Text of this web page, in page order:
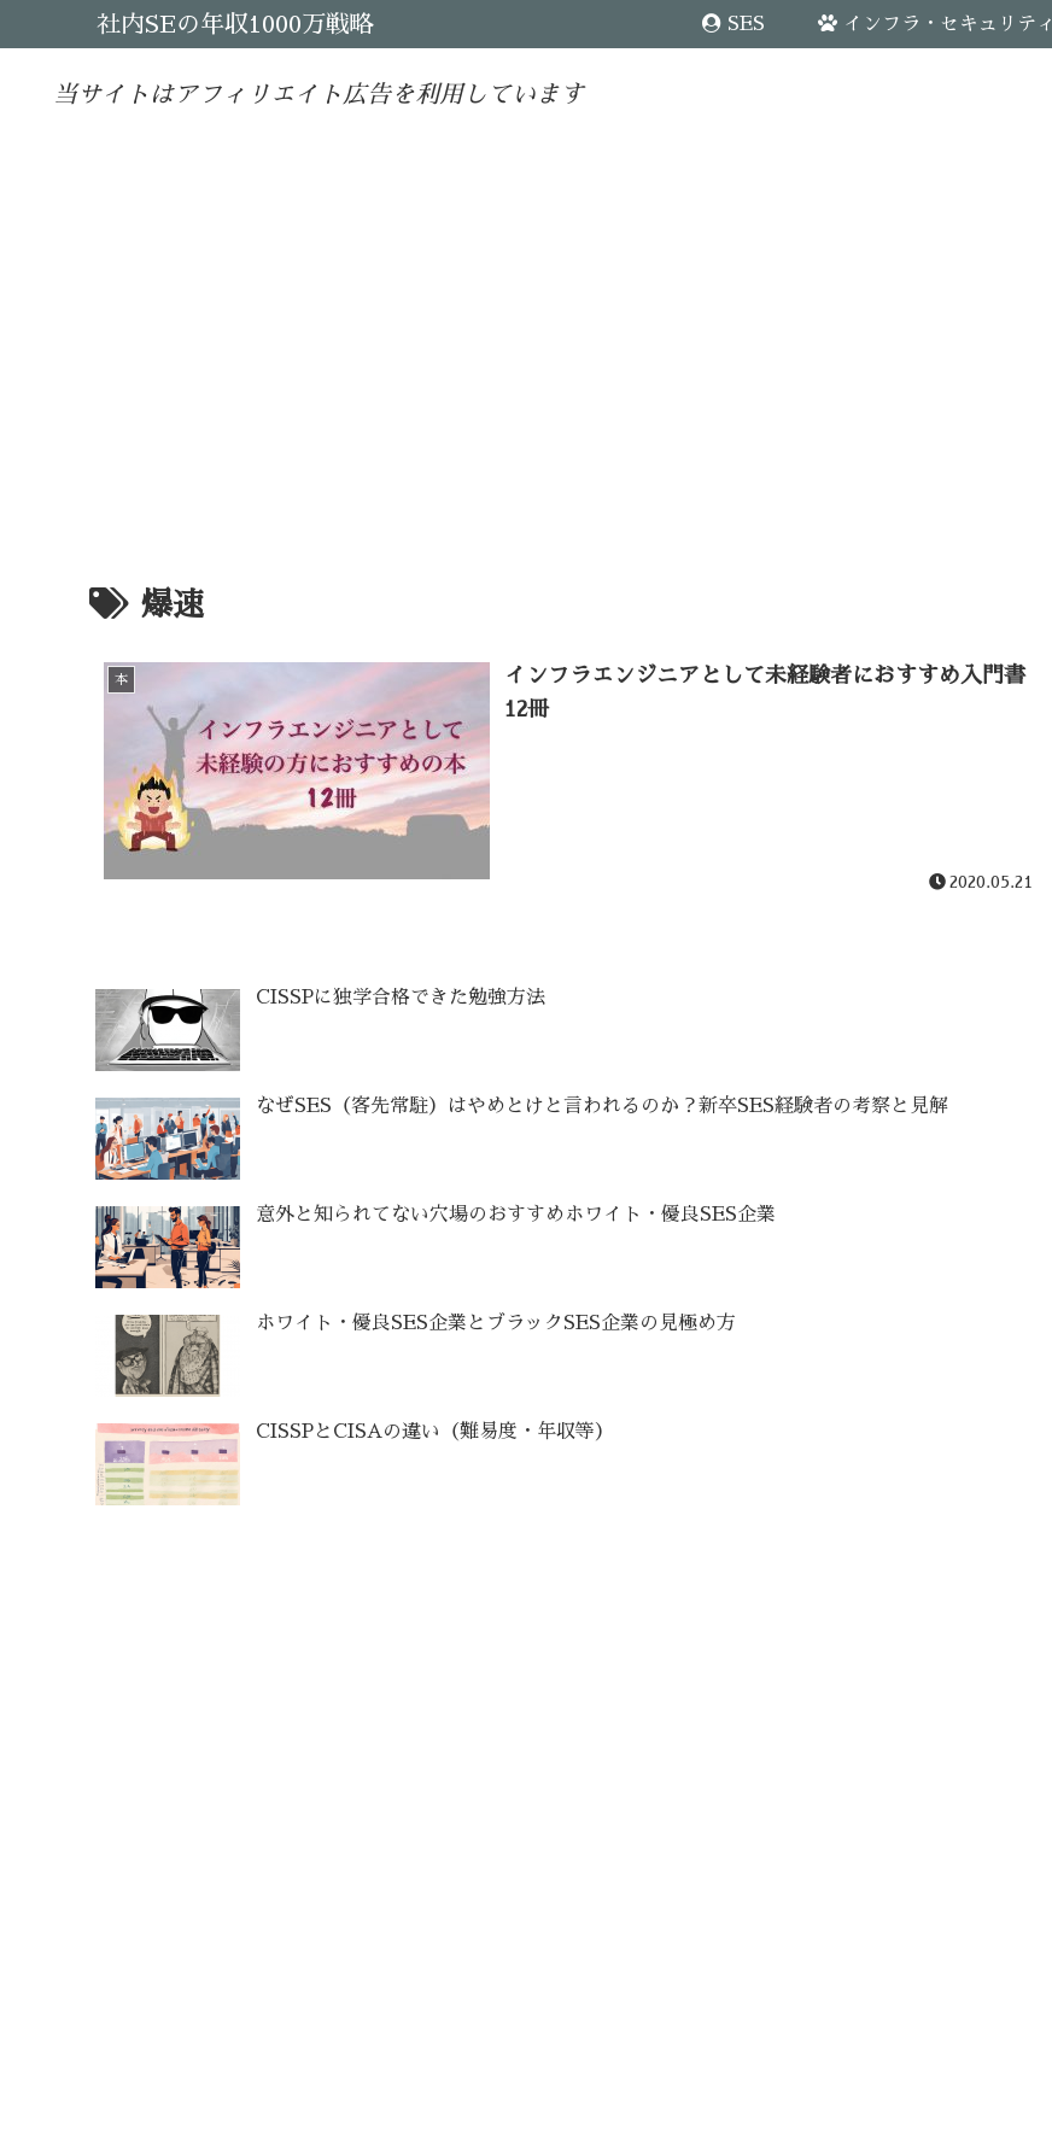
社内SEの年収1000万戦略 SES インフラ・セキュリティ
当サイトはアフィリエイト広告を利用しています
爆速
本
インフラエンジニアとして未経験者におすすめ入門書
12冊
2020.05.21
CISSPに独学合格できた勉強方法
なぜSES（客先常駐）はやめとけと言われるのか？新卒SES経験者の考察と見解
意外と知られてない穴場のおすすめホワイト・優良SES企業
ホワイト・優良SES企業とブラックSES企業の見極め方
CISSPとCISAの違い（難易度・年収等）